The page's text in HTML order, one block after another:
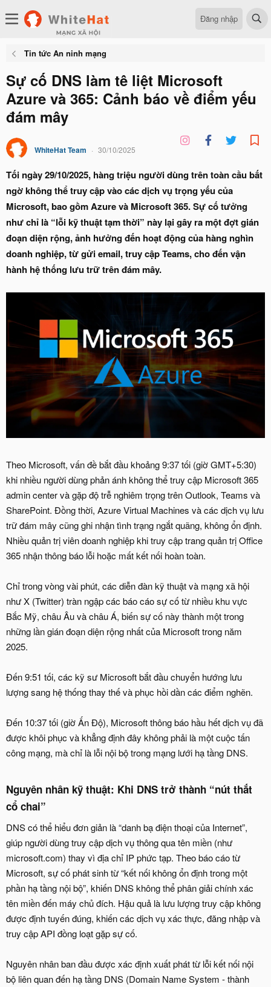
Đăng nhập
Tin tức An ninh mạng
Sự cố DNS làm tê liệt Microsoft
Azure và 365: Cảnh báo về điểm yếu
đám mây
WhiteHat Team 30/10/2025
Tối ngày 29/10/2025, hàng triệu người dùng trên toàn cầu bất
ngờ không thể truy cập vào các dịch vụ trọng yếu của
Microsoft, bao gồm Azure và Microsoft 365. Sự cố tưởng
như chỉ là “lỗi kỹ thuật tạm thời” này lại gây ra một đợt gián
đoạn diện rộng, ảnh hưởng đến hoạt động của hàng nghìn
doanh nghiệp, từ gửi email, truy cập Teams, cho đến vận
hành hệ thống lưu trữ trên đám mây.
Theo Microsoft, vấn đề bắt đầu khoảng 9:37 tối (giờ GMT+5:30)
khi nhiều người dùng phản ánh không thể truy cập Microsoft 365
admin center và gặp độ trễ nghiêm trọng trên Outlook, Teams và
SharePoint. Đồng thời, Azure Virtual Machines và các dịch vụ lưu
trữ đám mây cũng ghi nhận tình trạng ngắt quãng, không ổn định.
Nhiều quản trị viên doanh nghiệp khi truy cập trang quản trị Office
365 nhận thông báo lỗi hoặc mất kết nối hoàn toàn.
Chỉ trong vòng vài phút, các diễn đàn kỹ thuật và mạng xã hội
như X (Twitter) tràn ngập các báo cáo sự cố từ nhiều khu vực
Bắc Mỹ, châu Âu và châu Á, biến sự cố này thành một trong
những lần gián đoạn diện rộng nhất của Microsoft trong năm
2025.
Đến 9:51 tối, các kỹ sư Microsoft bắt đầu chuyển hướng lưu
lượng sang hệ thống thay thế và phục hồi dần các điểm nghẽn.
Đến 10:37 tối (giờ Ấn Độ), Microsoft thông báo hầu hết dịch vụ đã
được khôi phục và khẳng định đây không phải là một cuộc tấn
công mạng, mà chỉ là lỗi nội bộ trong mạng lưới hạ tầng DNS.
Nguyên nhân kỹ thuật: Khi DNS trở thành “nút thắt
cổ chai”​
DNS có thể hiểu đơn giản là “danh bạ điện thoại của Internet”,
giúp người dùng truy cập dịch vụ thông qua tên miền (như
microsoft.com) thay vì địa chỉ IP phức tạp. Theo báo cáo từ
Microsoft, sự cố phát sinh từ “kết nối không ổn định trong một
phần hạ tầng nội bộ”, khiến DNS không thể phân giải chính xác
tên miền đến máy chủ đích. Hậu quả là lưu lượng truy cập không
được định tuyến đúng, khiến các dịch vụ xác thực, đăng nhập và
truy cập API đồng loạt gặp sự cố.
Nguyên nhân ban đầu được xác định xuất phát từ lỗi kết nối nội
bộ liên quan đến hạ tầng DNS (Domain Name System - thành